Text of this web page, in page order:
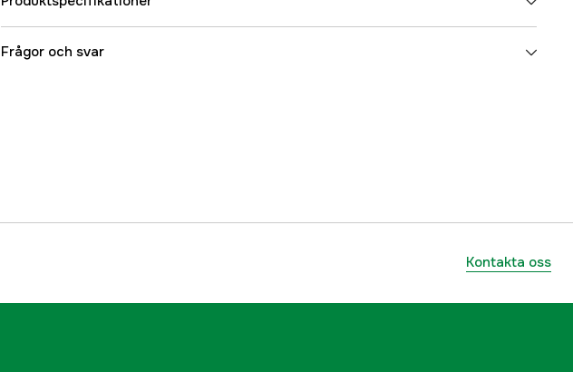
Referensnummer
Frågor och svar
Kontakta oss